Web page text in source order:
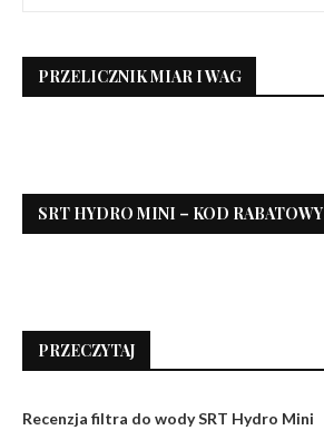
PRZELICZNIK MIAR I WAG
SRT HYDRO MINI – KOD RABATOWY
PRZECZYTAJ
Recenzja filtra do wody SRT Hydro Mini